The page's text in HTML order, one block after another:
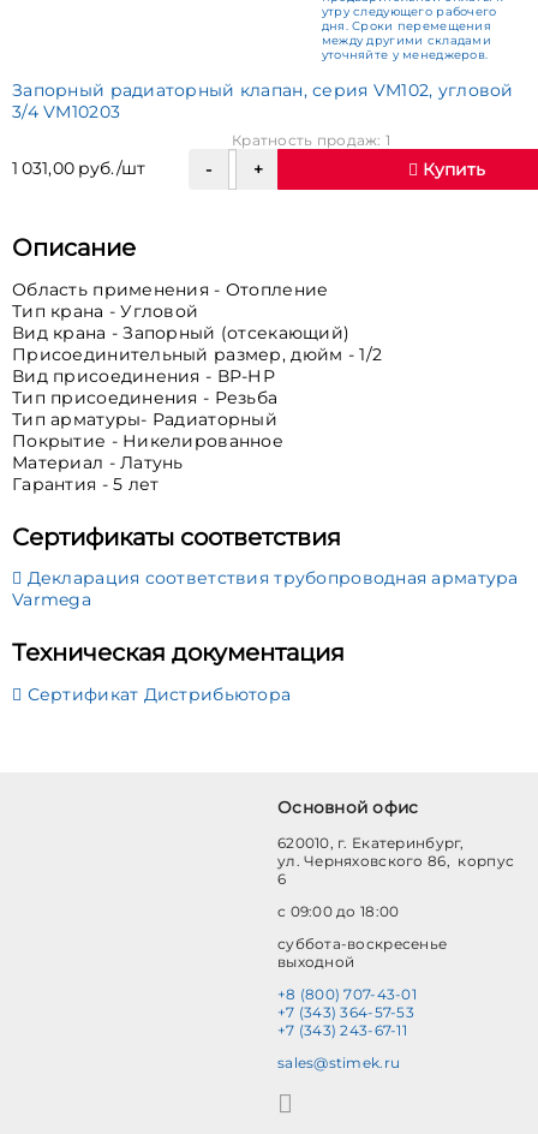
утру следующего рабочего
дня. Сроки перемещения
между другими складами
уточняйте у менеджеров.
Запорный радиаторный клапан, серия VM102, угловой
3/4 VM10203
1 031,00 руб./шт
Кратность продаж: 1
Купить
Описание
Область применения - Отопление
Тип крана - Угловой
Вид крана - Запорный (отсекающий)
Присоединительный размер, дюйм - 1/2
Вид присоединения - ВР-НР
Тип присоединения - Резьба
Тип арматуры- Радиаторный
Покрытие - Никелированное
Материал - Латунь
Гарантия - 5 лет
Сертификаты соответствия
Декларация соответствия трубопроводная арматура
Varmega
Техническая документация
Сертификат Дистрибьютора
Основной офис
620010, г. Екатеринбург,
ул. Черняховского 86, корпус
6
с 09:00 до 18:00
суббота-воскресенье
выходной
+8 (800) 707-43-01
+7 (343) 364-57-53
+7 (343) 243-67-11
sales@stimek.ru